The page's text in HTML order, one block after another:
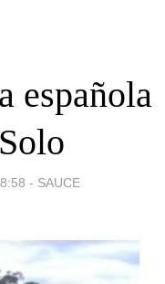
española
- SAUCE